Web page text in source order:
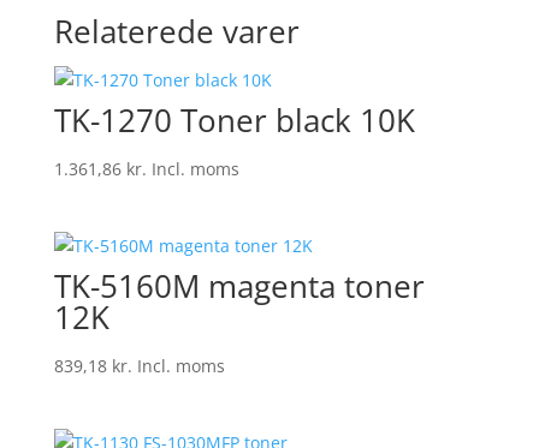
Relaterede varer
TK-1270 Toner black 10K
1.361,86 kr. Incl. moms
TK-5160M magenta toner
12K
839,18 kr. Incl. moms